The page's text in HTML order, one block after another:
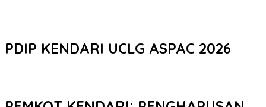
PDIP KENDARI UCLG ASPAC 2026